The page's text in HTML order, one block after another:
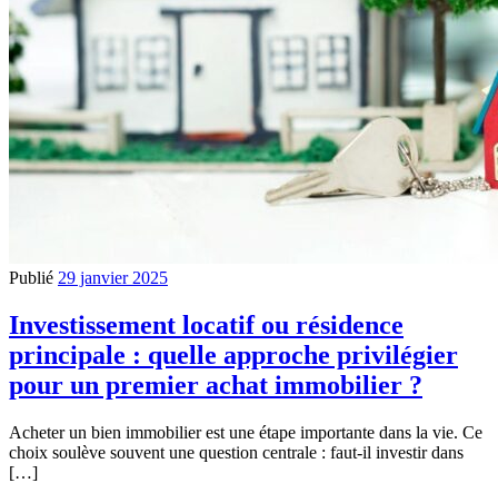
Publié 29 janvier 2025
Investissement locatif ou résidence
principale : quelle approche privilégier
pour un premier achat immobilier ?
Acheter un bien immobilier est une étape importante dans la vie. Ce
choix soulève souvent une question centrale : faut-il investir dans
[…]